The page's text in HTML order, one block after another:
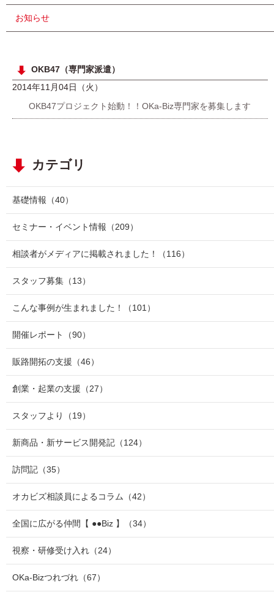
お知らせ
OKB47（専門家派遣）
2014年11月04日（火）
OKB47プロジェクト始動！！OKa-Biz専門家を募集します
カテゴリ
基礎情報 （40）
セミナー・イベント情報 （209）
相談者がメディアに掲載されました！ （116）
スタッフ募集 （13）
こんな事例が生まれました！ （101）
開催レポート （90）
販路開拓の支援 （46）
創業・起業の支援 （27）
スタッフより （19）
新商品・新サービス開発記 （124）
訪問記 （35）
オカビズ相談員によるコラム （42）
全国に広がる仲間【 ●●Biz 】 （34）
視察・研修受け入れ （24）
OKa-Bizつれづれ （67）